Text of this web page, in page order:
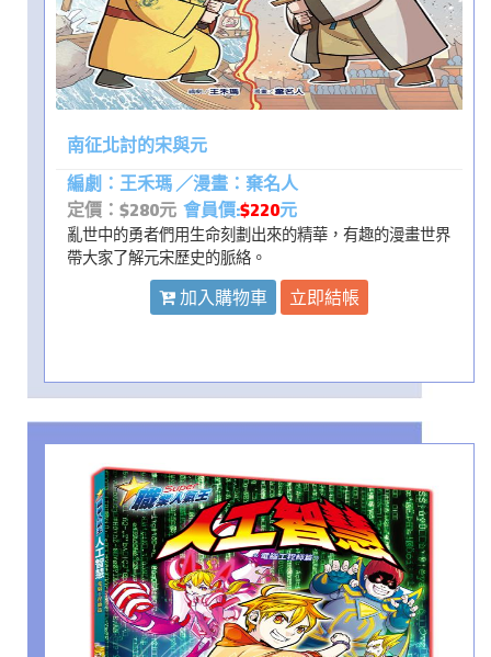
南征北討的宋與元
編劇：王禾瑪 ／漫畫：棄名人
定價：$280元 會員價:$220元
亂世中的勇者們用生命刻劃出來的精華，有趣的漫畫世界
帶大家了解元宋歷史的脈絡。
加入購物車 立即結帳